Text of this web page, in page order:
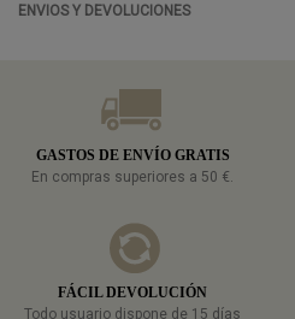
ENVIOS Y DEVOLUCIONES
GASTOS DE ENVÍO GRATIS
En compras superiores a 50 €.
FÁCIL DEVOLUCIÓN
Todo usuario dispone de 15 días